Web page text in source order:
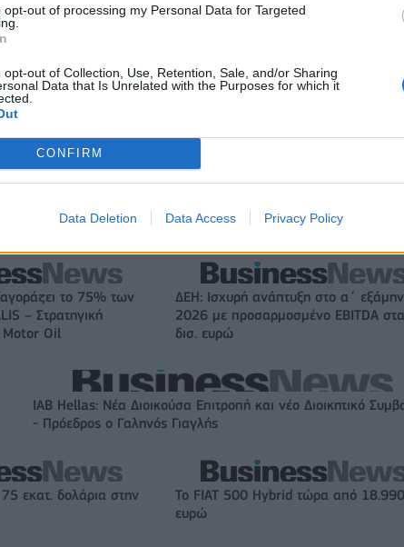
opt-out of processing my Personal Data for Targeted
opt-out of Collection, Use, Retention, Sale, and/or Sharing
Data that Is Unrelated with the Purposes for which it
CONFIRM
Data Deletion Data Access Privacy Policy
παίκτης του Πανιώνιου
το 75% των
– Στρατηγική
Motor Oil
ΔΕΗ: Ισχυρή ανάπτυξη στο α΄
2026 με προσαρμοσμένο EBITDA
δισ. ευρώ
IAB Hellas: Νέα Διοικούσα Επιτροπή και νέο Διοικητικό
- Πρόεδρος ο Γαληνός Γιαγλής
εκατ. δολάρια στην
Το FIAT 500 Hybrid τώρα από 18.990
ευρώ